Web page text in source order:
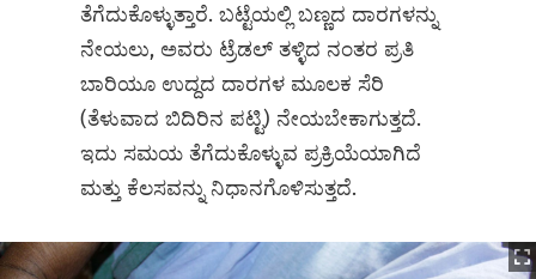
ತೆಗೆದುಕೊಳ್ಳುತ್ತಾರೆ. ಬಟ್ಟೆಯಲ್ಲಿ ಬಣ್ಣದ ದಾರಗಳನ್ನು
ನೇಯಲು, ಅವರು ಟ್ರೆಡಲ್ ತಳ್ಳಿದ ನಂತರ ಪ್ರತಿ
ಬಾರಿಯೂ ಉದ್ದದ ದಾರಗಳ ಮೂಲಕ ಸೆರಿ
(ತೆಳುವಾದ ಬಿದಿರಿನ ಪಟ್ಟಿ) ನೇಯಬೇಕಾಗುತ್ತದೆ.
ಇದು ಸಮಯ ತೆಗೆದುಕೊಳ್ಳುವ ಪ್ರಕ್ರಿಯೆಯಾಗಿದೆ
ಮತ್ತು ಕೆಲಸವನ್ನು ನಿಧಾನಗೊಳಿಸುತ್ತದೆ.